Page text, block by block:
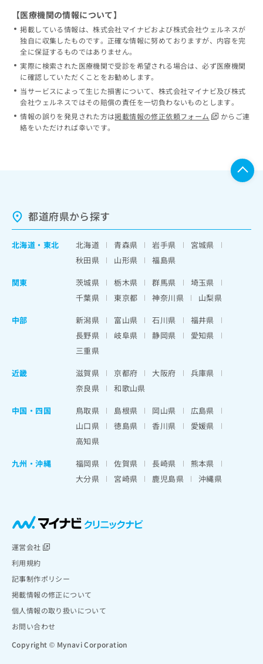
【医療機関の情報について】
掲載している情報は、株式会社マイナビおよび株式会社ウェルネスが
独自に収集したものです。正確な情報に努めておりますが、内容を完
全に保証するものではありません。
実際に検索された医療機関で受診を希望される場合は、必ず医療機関
に確認していただくことをお勧めします。
当サービスによって生じた損害について、株式会社マイナビ及び株式
会社ウェルネスではその賠償の責任を一切負わないものとします。
情報の誤りを発見された方は掲載情報の修正依頼フォーム
からご連
絡をいただければ幸いです。
都道府県から探す
北海道 ・ 東北 北海道 青森県 岩手県
宮城県
秋田県
山形県
福島県
関東
茨城県 栃木県 群馬県
埼玉県
千葉県
東京都 神奈川県
山梨県
中部
新潟県 富山県 石川県
福井県
長野県
岐阜県 静岡県
愛知県
三重県
近畿
滋賀県 京都府 大阪府
兵庫県
奈良県
和歌山県
中国・四国
鳥取県 島根県 岡山県
広島県
山口県
徳島県 香川県
愛媛県
高知県
九州・沖縄
福岡県 佐賀県 長崎県
熊本県
大分県
宮崎県 鹿児島県 沖縄県
運営会社
利用規約
記事制作ポリシー
掲載情報の修正について
個人情報の取り扱いについて
お問い合わせ
Copyright © Mynavi Corporation